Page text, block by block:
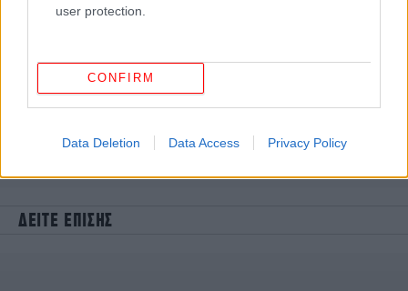
user protection.
CONFIRM
Data Deletion Data Access Privacy Policy
ΔΕΙΤΕ ΕΠΙΣΗΣ